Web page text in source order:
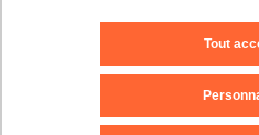
Tout
Plans d'accès Plan